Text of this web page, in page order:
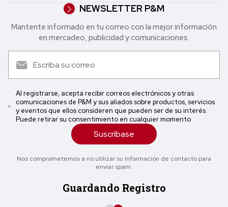
NEWSLETTER P&M
Mantente informado en tu correo con la mejor in formación
en mercadeo, publicidad y comunicaciones.
Al registrarse, acepta recibir correos electrónicos y otras
comunicaciones de P&M y sus aliados sobre productos, servicios
y eventos que ellos consideren que pueden ser de su interés.
Puede retirar su consentimiento en cualquier momento
Suscríbase
Nos comprometemos a no utilizar su información de contacto para
enviar spam.
Guardando Registro